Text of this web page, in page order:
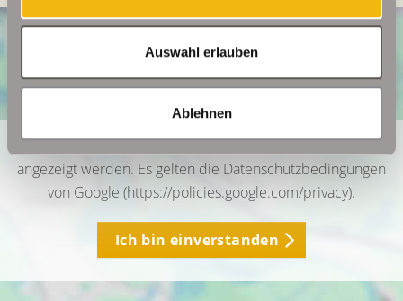
Auswahl erlauben
Ablehnen
Ich bin damit einverstanden, dass mir Karten von Google
angezeigt werden. Es gelten die Datenschutzbedingungen
von Google (https://policies.google.com/privacy).
Ich bin einverstanden